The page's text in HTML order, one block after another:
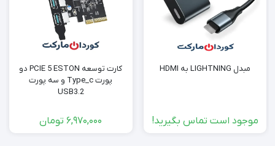
مبدل LIGHTNING به HDMI
موجود است تماس بگیرید!
کارت توسعه PCIE 5 ESTON دو
پورت Type_c و سە پورت
USB3.2
6,970,000 تومان